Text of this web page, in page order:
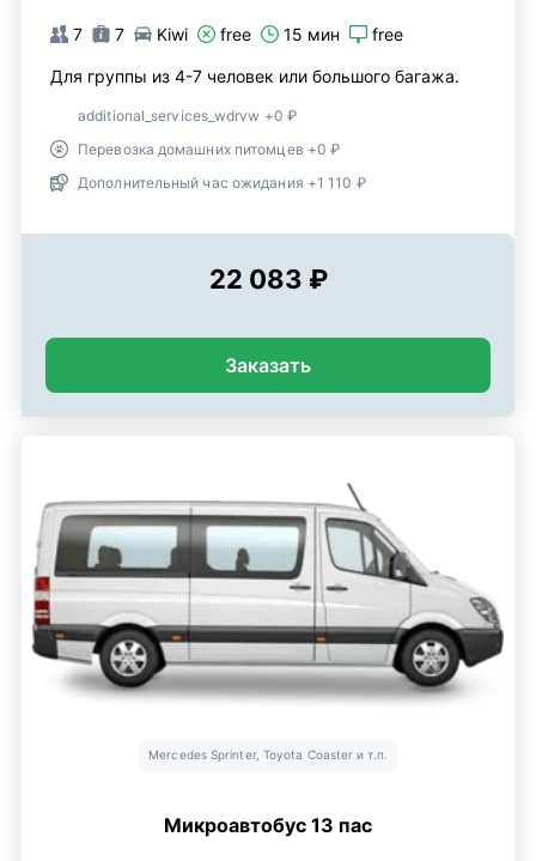
7 7 Kiwi free 15 мин free
Для группы из 4-7 человек или большого багажа.
additional_services_wdrvw +0 ₽
Перевозка домашних питомцев +0 ₽
Дополнительный час ожидания +1 110 ₽
22 083 ₽
Заказать
Mercedes Sprinter, Toyota Coaster и т.п.
Микроавтобус 13 пас